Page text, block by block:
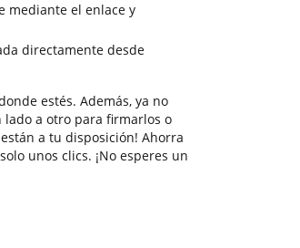
mediante el enlace y
directamente desde
estés. Además, ya no
a otro para firmarlos o
a tu disposición! Ahorra
unos clics. ¡No esperes un